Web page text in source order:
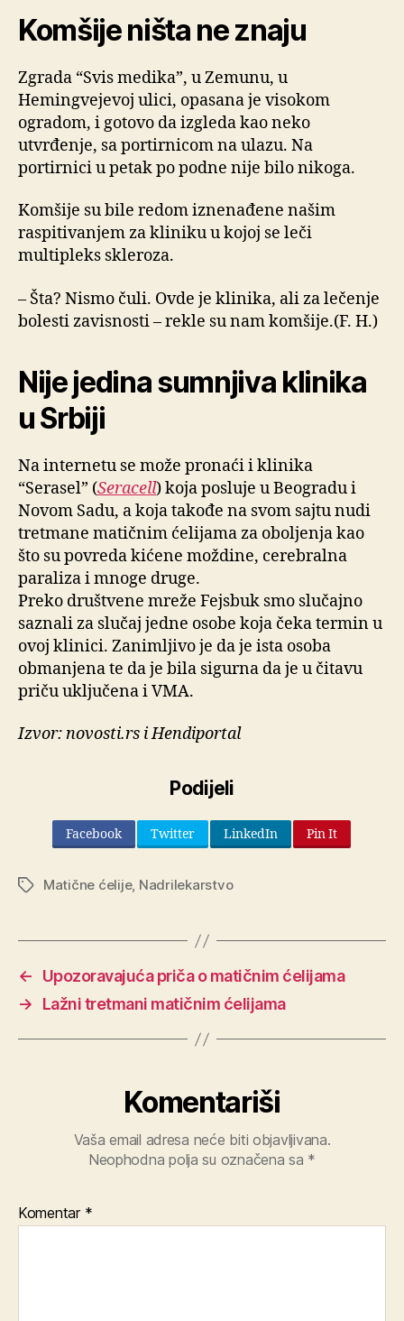
Komšije ništa ne znaju
Zgrada “Svis medika”, u Zemunu, u
Hemingvejevoj ulici, opasana je visokom
ogradom, i gotovo da izgleda kao neko
utvrđenje, sa portirnicom na ulazu. Na
portirnici u petak po podne nije bilo nikoga.
Komšije su bile redom iznenađene našim
raspitivanjem za kliniku u kojoj se leči
multipleks skleroza.
– Šta? Nismo čuli. Ovde je klinika, ali za lečenje
bolesti zavisnosti – rekle su nam komšije.(F. H.)
Nije jedina sumnjiva klinika
u Srbiji
Na internetu se može pronaći i klinika
“Serasel” (Seracell) koja posluje u Beogradu i
Novom Sadu, a koja takođe na svom sajtu nudi
tretmane matičnim ćelijama za oboljenja kao
što su povreda kićene moždine, cerebralna
paraliza i mnoge druge.
Preko društvene mreže Fejsbuk smo slučajno
saznali za slučaj jedne osobe koja čeka termin u
ovoj klinici. Zanimljivo je da je ista osoba
obmanjena te da je bila sigurna da je u čitavu
priču uključena i VMA.
Izvor: novosti.rs i Hendiportal
Podijeli
Facebook Twitter LinkedIn Pin It
OznakeMatične ćelije, Nadrilekarstvo
←
Upozoravajuća priča o matičnim ćelijama
→
Lažni tretmani matičnim ćelijama
Komentariši
Vaša email adresa neće biti objavljivana.
Neophodna polja su označena sa *
Komentar *